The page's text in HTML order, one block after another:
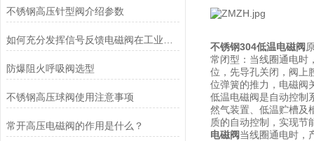
不锈钢高压针型阀介绍参数
防爆阻火呼吸阀选型
不锈钢高压球阀使用注意事项
常开高压电磁阀的作用是什么？
不锈钢304低温电磁阀
常闭型：当线圈通电时
位，先导孔关闭，阀上
位弹簧的推力，电磁阀
低温电磁阀是自动控制
然气装置、低温贮槽及
质的自动控制，实现节
电磁阀当线圈通电时，